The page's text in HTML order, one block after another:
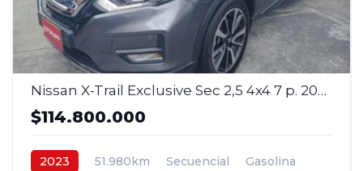
Nissan X-Trail Exclusive Sec 2,5 4x4 7 p. 2023
$114.800.000
2023 51.980km Secuencial
Gasolina